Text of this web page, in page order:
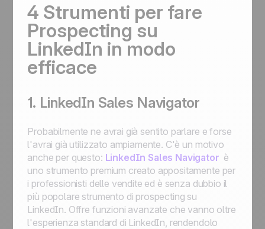
4 Strumenti per fare
Prospecting su
LinkedIn in modo
efficace
1. LinkedIn Sales Navigator
Probabilmente ne avrai già sentito parlare e forse
l'avrai già utilizzato ampiamente. C'è un motivo
anche per questo: LinkedIn Sales Navigator è
uno strumento premium creato appositamente per
i professionisti delle vendite ed è senza dubbio il
più popolare strumento di prospecting su
LinkedIn. Offre funzioni avanzate che vanno oltre
l'esperienza standard di LinkedIn, rendendolo